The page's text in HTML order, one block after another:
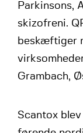
Parkinsons,
skizofreni.
beskæftiger
Grambach,
Scantox